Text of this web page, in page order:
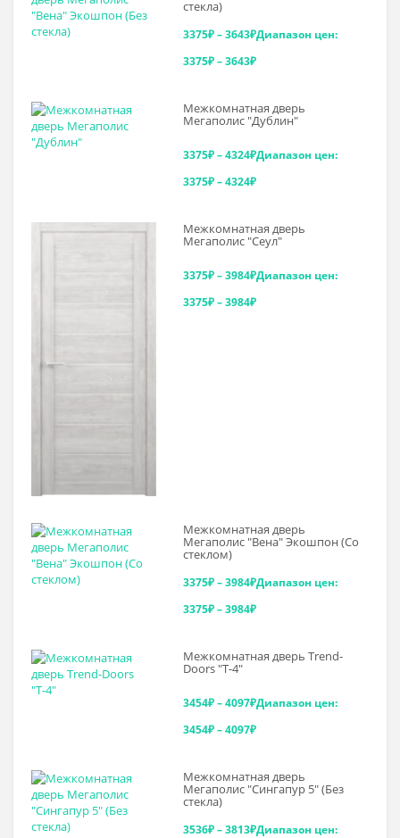
стекла)
3375₽–3643₽Диапазон цен:
3375₽ – 3643₽
Межкомнатная дверь
Мегаполис "Дублин"
3375₽–4324₽Диапазон цен:
3375₽ – 4324₽
Межкомнатная дверь
Мегаполис "Сеул"
3375₽–3984₽Диапазон цен:
3375₽ – 3984₽
Межкомнатная дверь
Мегаполис "Вена" Экошпон (Со
стеклом)
3375₽–3984₽Диапазон цен:
3375₽ – 3984₽
Межкомнатная дверь Trend-
Doоrs "Т-4"
3454₽–4097₽Диапазон цен:
3454₽ – 4097₽
Межкомнатная дверь
Мегаполис "Сингапур 5" (Без
стекла)
3536₽–3813₽Диапазон цен: